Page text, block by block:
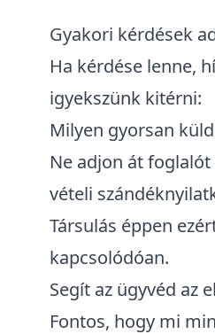
Gyakori kérdések
Ha kérdése lenne,
igyekszünk kitérni:
Milyen gyorsan
Ne adjon át
vételi
Társulás éppen
kapcsolódóan.
Segít az ügyvéd az
Fontos, hogy mi